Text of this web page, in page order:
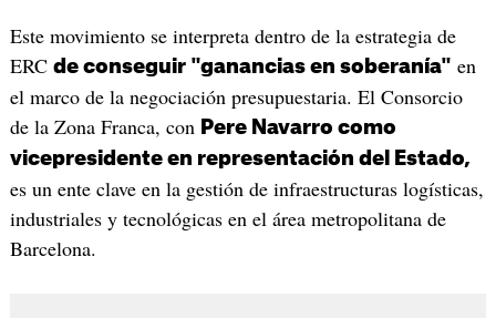
Este movimiento se interpreta dentro de la estrategia de
ERC de conseguir "ganancias en soberanía" en
el marco de la negociación presupuestaria. El Consorcio
de la Zona Franca, con Pere Navarro como
vicepresidente en representación del Estado,
es un ente clave en la gestión de infraestructuras logísticas,
industriales y tecnológicas en el área metropolitana de
Barcelona.